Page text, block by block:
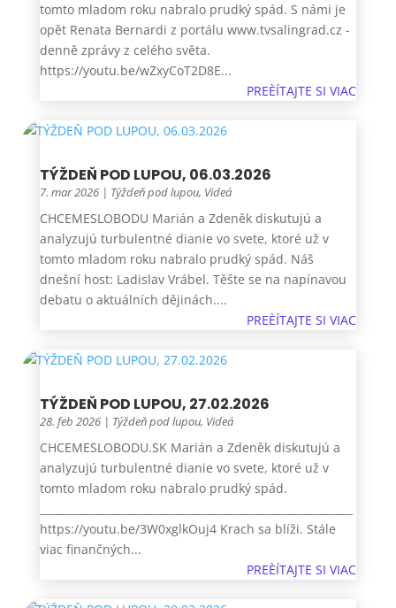
tomto mladom roku nabralo prudký spád. S námi je
opět Renata Bernardi z portálu www.tvsalingrad.cz -
denně zprávy z celého světa.
https://youtu.be/wZxyCoT2D8E...
PREÈÍTAJTE SI VIAC
TÝŽDEŇ POD LUPOU, 06.03.2026
7. mar 2026| Týždeň pod lupou, Videá
CHCEMESLOBODU Marián a Zdeněk diskutujú a
analyzujú turbulentné dianie vo svete, ktoré už v
tomto mladom roku nabralo prudký spád. Náš
dnešní host: Ladislav Vrábel. Těšte se na napínavou
debatu o aktuálních dějinách....
PREÈÍTAJTE SI VIAC
TÝŽDEŇ POD LUPOU, 27.02.2026
28. feb 2026| Týždeň pod lupou, Videá
CHCEMESLOBODU.SK Marián a Zdeněk diskutujú a
analyzujú turbulentné dianie vo svete, ktoré už v
tomto mladom roku nabralo prudký spád.
https://youtu.be/3W0xglkOuj4 Krach sa blíži. Stále
viac finančných...
PREÈÍTAJTE SI VIAC